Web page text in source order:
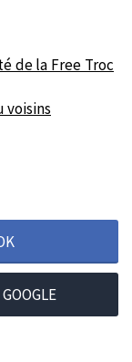
de la Free Troc
voisins